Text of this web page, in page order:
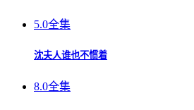
5.0全集
沈夫人谁也不惯着
8.0全集